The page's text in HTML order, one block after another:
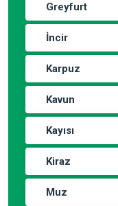
Greyfurt
İncir
Karpuz
Kavun
Kayısı
Kiraz
Muz